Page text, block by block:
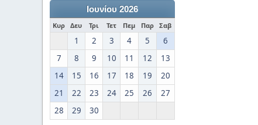
Ιουνίου 2026
Κυρ Δευ Τρι Τετ Πεμ Παρ Σαβ
1 2 3 4 5
6
7
8 9 10 11 12
13
14
15 16 17 18 19
20
21
22 23 24 25 26
27
28
29 30